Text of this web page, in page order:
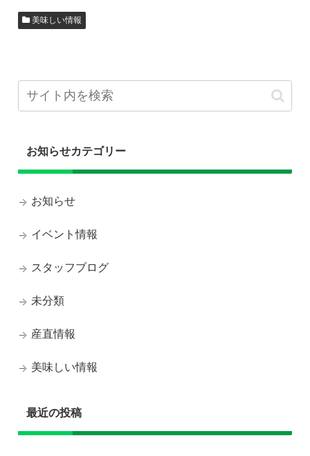
美味しい情報
お知らせカテゴリー
お知らせ
イベント情報
スタッフブログ
未分類
産直情報
美味しい情報
最近の投稿